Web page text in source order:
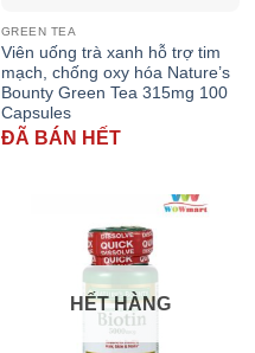
GREEN TEA
Viên uống trà xanh hỗ trợ tim
mạch, chống oxy hóa Nature’s
Bounty Green Tea 315mg 100
Capsules
ĐÃ BÁN HẾT
HẾT HÀNG